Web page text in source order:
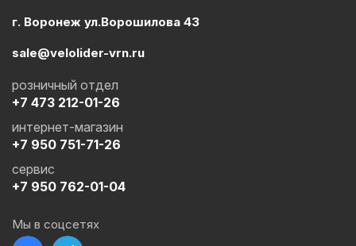
г. Воронеж ул.Ворошилова 43
sale@velolider-vrn.ru
+7 473 212-01-26
розничный отдел
+7 950 751-71-26
интернет-магазин
+7 950 762-01-04
сервис
Мы в соцсетях